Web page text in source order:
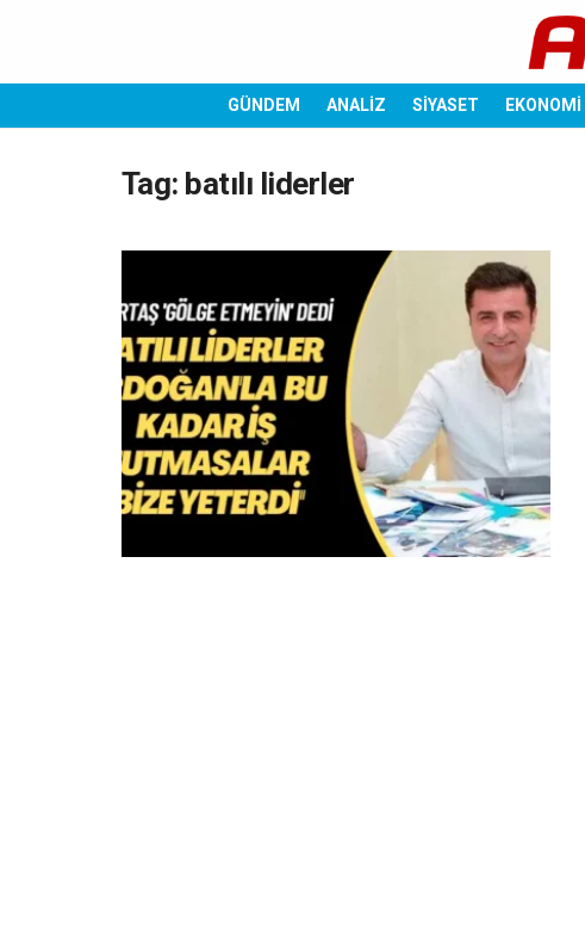
GÜNDEM ANALİZ SİYASET EKONOMİ
Tag: batılı liderler